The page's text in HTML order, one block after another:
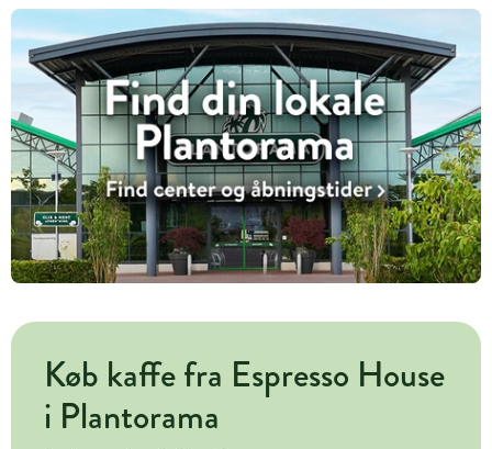
Køb kaffe fra Espresso House
i Plantorama